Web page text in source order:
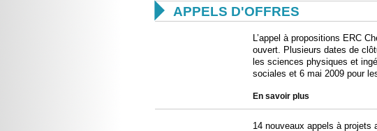
 APPELS D'OFFRES
L’appel à propositions ERC
ouvert. Plusieurs dates de
les sciences physiques et
sociales et 6 mai 2009 pour
En savoir plus
14 nouveaux appels à projets